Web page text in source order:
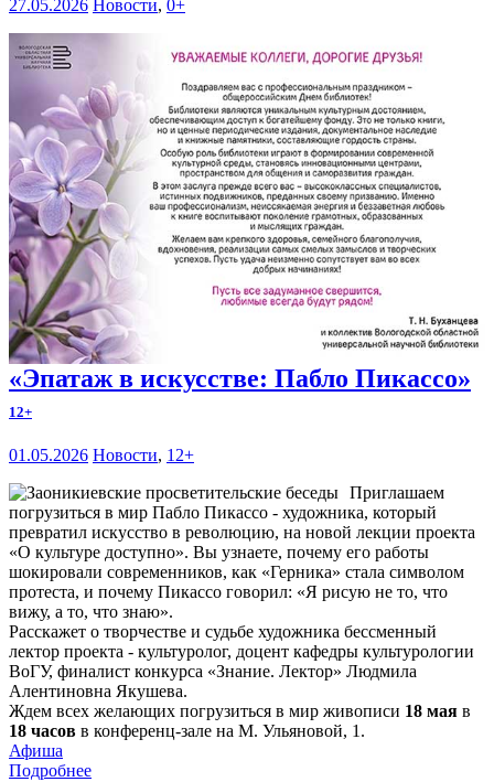
27.05.2026 Новости, 0+
«Эпатаж в искусстве: Пабло Пикассо»
12+
01.05.2026 Новости, 12+
Приглашаем
погрузиться в мир Пабло Пикассо - художника, который
превратил искусство в революцию, на новой лекции проекта
«О культуре доступно». Вы узнаете, почему его работы
шокировали современников, как «Герника» стала символом
протеста, и почему Пикассо говорил: «Я рисую не то, что
вижу, а то, что знаю».
Расскажет о творчестве и судьбе художника бессменный
лектор проекта - культуролог, доцент кафедры культурологии
ВоГУ, финалист конкурса «Знание. Лектор» Людмила
Алентиновна Якушева.
Ждем всех желающих погрузиться в мир живописи 18 мая в
18 часов в конференц-зале на М. Ульяновой, 1.
Афиша
Подробнее